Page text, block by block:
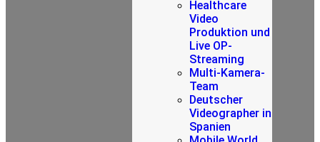
Healthcare
Video
Produktion und
Live OP-
Streaming
Multi-Kamera-
Team
Deutscher
Videographer in
Spanien